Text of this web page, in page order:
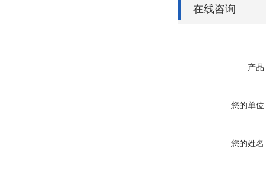
在线咨询
产品
您的单位
您的姓名